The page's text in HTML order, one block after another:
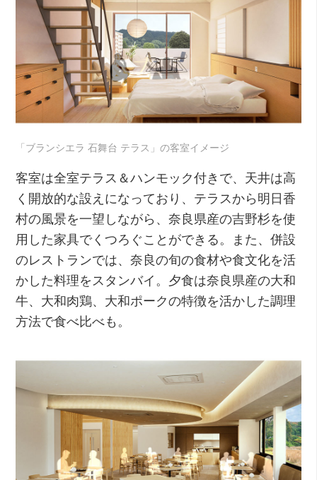
「ブランシエラ 石舞台 テラス」の客室イメージ
客室は全室テラス＆ハンモック付きで、天井は高
く開放的な設えになっており、テラスから明日香
村の風景を一望しながら、奈良県産の吉野杉を使
用した家具でくつろぐことができる。また、併設
のレストランでは、奈良の旬の食材や食文化を活
かした料理をスタンバイ。夕食は奈良県産の大和
牛、大和肉鶏、大和ポークの特徴を活かした調理
方法で食べ比べも。